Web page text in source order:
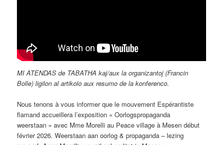
MI ATENDAS de TABATHA kaj/aux la organizantoj (Francin
Bolle) ligilon al artikolo aux resumo de la konferenco.
Nous tenons à vous informer que le mouvement Espérantiste
flamand accueillera l’exposition « Oorlogspropaganda
weerstaan » avec Mme Morelli au Peace village à Mesen début
février 2026. Weerstaan aan oorlog & propaganda – lezing